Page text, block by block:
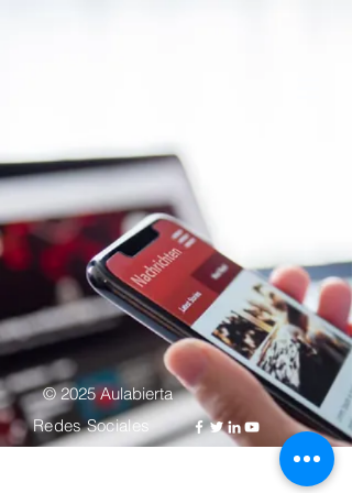
© 2025 Aulabierta
Redes Sociales